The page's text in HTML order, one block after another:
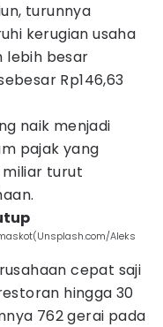
turunnya
kerugian usaha
lebih besar
Rp146,63
naik menjadi
pajak yang
turut
Aleks
cepat saji
hingga 30
762 gerai pada